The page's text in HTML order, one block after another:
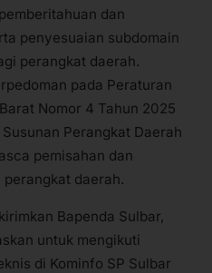
dan
penyesuaian subdomain
perangkat daerah.
pada Peraturan
Nomor 4 Tahun 2025
Perangkat Daerah
pemisahan dan
daerah.
Bapenda Sulbar,
untuk mengikuti
di Kominfo SP Sulbar